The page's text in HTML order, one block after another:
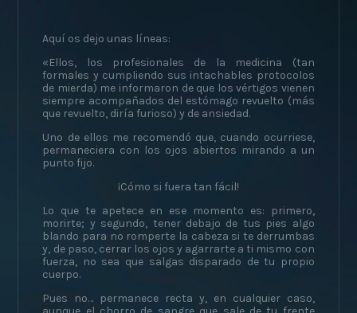
Aquí os dejo unas líneas:
«Ellos, los profesionales de la medicina (tan
formales y cumpliendo sus intachables protocolos
de mierda) me informaron de que los vértigos vienen
siempre acompañados del estómago revuelto (más
que revuelto, diría furioso) y de ansiedad.
Uno de ellos me recomendó que, cuando ocurriese,
permaneciera con los ojos abiertos mirando a un
punto fijo.
¡Cómo si fuera tan fácil!
Lo que te apetece en ese momento es: primero,
morirte; y segundo, tener debajo de tus pies algo
blando para no romperte la cabeza si te derrumbas
y, de paso, cerrar los ojos y agarrarte a ti mismo con
fuerza, no sea que salgas disparado de tu propio
cuerpo.
Pues no… permanece recta y, en cualquier caso,